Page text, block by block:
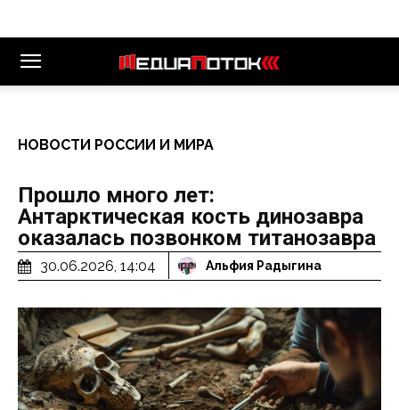
НОВОСТИ РОССИИ И МИРА
Прошло много лет:
Антарктическая кость динозавра
оказалась позвонком титанозавра
30.06.2026, 14:04 Альфия Радыгина